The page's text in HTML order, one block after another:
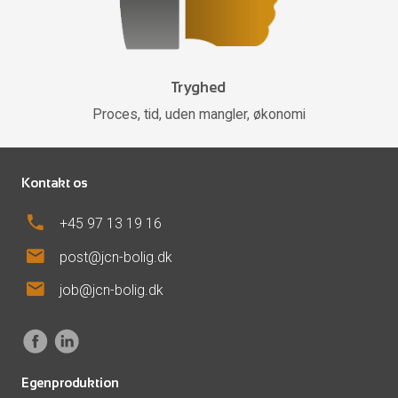
Tryghed
Proces, tid, uden mangler, økonomi
Kontakt os
phone +45 97 13 19 16
mail post@jcn-bolig.dk
mail job@jcn-bolig.dk
Egenproduktion